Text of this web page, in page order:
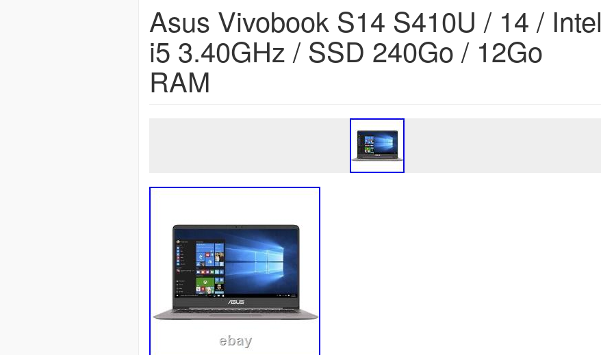
Asus Vivobook S14 S410U / 14 / Intel
i5 3.40GHz / SSD 240Go / 12Go
RAM